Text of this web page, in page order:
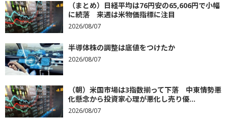
（まとめ）日経平均は76円安の65,606円で小幅
に続落 来週は米物価指標に注目
2026/08/07
半導体株の調整は底値をつけたか
2026/08/07
（朝）米国市場は3指数揃って下落 中東情勢悪
化懸念から投資家心理が悪化し売り優...
2026/08/07